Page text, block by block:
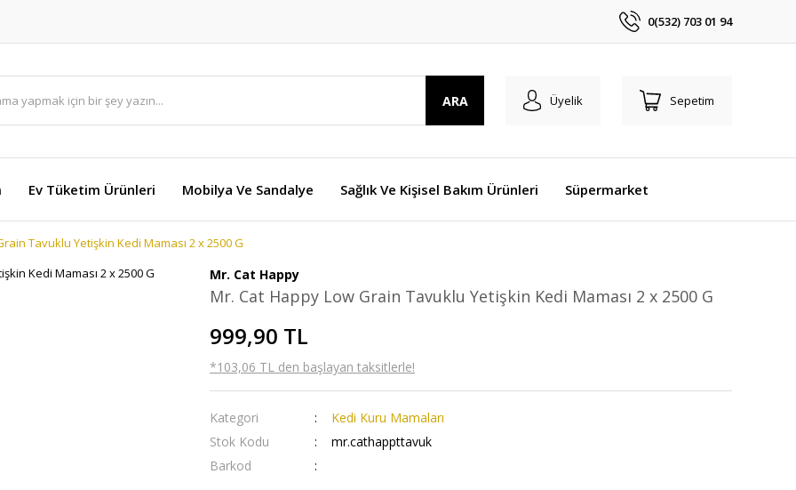
0(532) 703 01 94
ARA Üyelik Sepetim
Ev Tüketim Ürünleri Mobilya Ve Sandalye Sağlık Ve Kişisel Bakım Ürünleri Süpermarket
Tavuklu Yetişkin Kedi Maması 2 x 2500 G
Mr. Cat Happy
Mr. Cat Happy Low Grain Tavuklu Yetişkin Kedi Maması 2 x 2500 G
999,90 TL
*103,06 TL den başlayan taksitlerle!
Kategori
Kedi Kuru Mamaları
Stok Kodu
mr.cathappttavuk
Barkod